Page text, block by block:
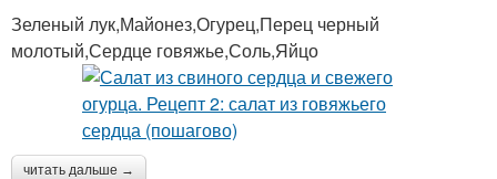
Зеленый лук,Майонез,Огурец,Перец черный
молотый,Сердце говяжье,Соль,Яйцо
читать дальше →